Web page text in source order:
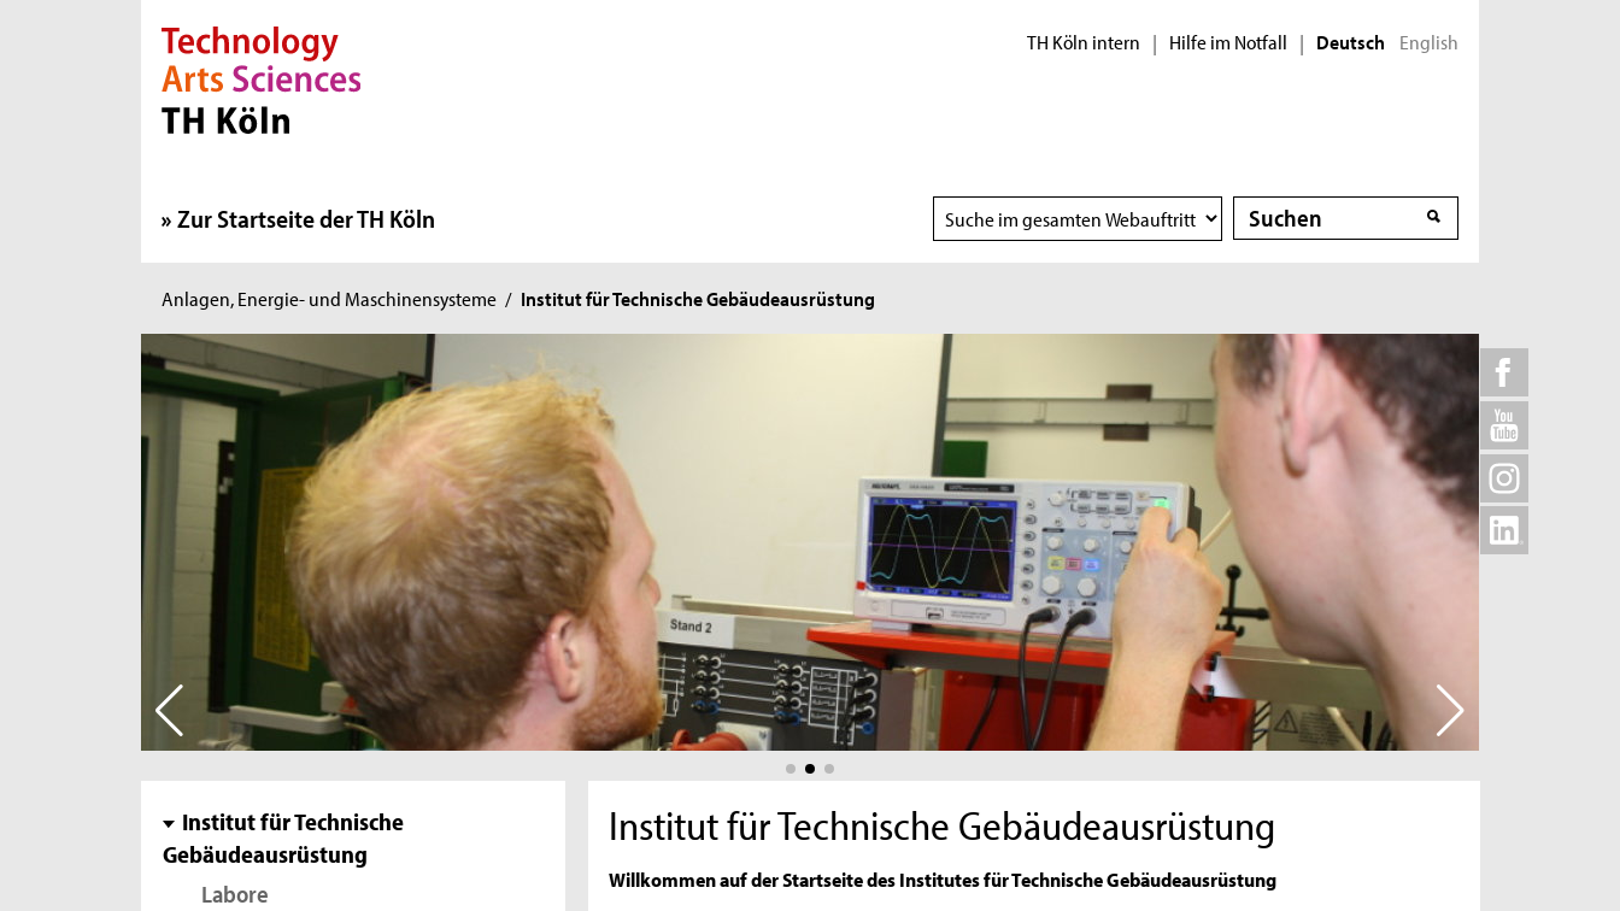
Direkt zur Hauptnavigation
Direkt zur Subnavigation
Direkt zum Inhalt
Direkt zum Fußbereich TH Köln intern | Hilfe im Notfall | Deutsch English
Zur Startseite der TH Köln
Suchbereich
wählen
Suche
Suche
Sie
sind
hier:
Anlagen, Energie- und Maschinensysteme / Institut für Technische Gebäudeausrüstung
Subnavigation
Institut für Technische
Gebäudeausrüstung
Labore
Institut für Technische Gebäudeausrüstung
Willkommen auf der Startseite des Institutes für Technische Gebäudeausrüstung